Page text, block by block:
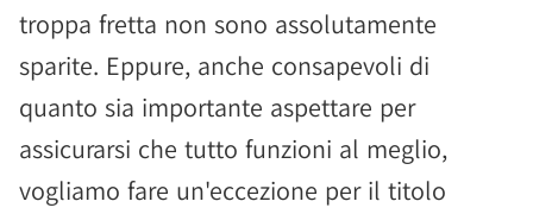
troppa fretta non sono assolutamente
sparite. Eppure, anche consapevoli di
quanto sia importante aspettare per
assicurarsi che tutto funzioni al meglio,
vogliamo fare un'eccezione per il titolo